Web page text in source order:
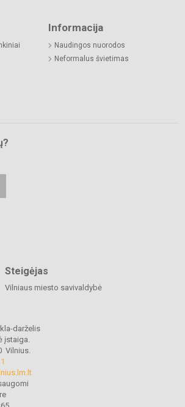
Informacija
Naudingos nuorodos
Neformalus švietimas
Steigėjas
Vilniaus miesto savivaldybė
darželis
įstaiga.
Vilnius.